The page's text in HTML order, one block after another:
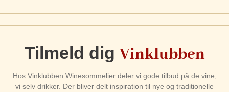
Tilmeld digVinklubben
Hos Vinklubben Winesommelier deler vi gode tilbud på de vine,
vi selv drikker. Der bliver delt inspiration til nye og traditionelle